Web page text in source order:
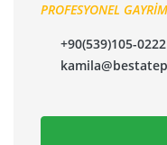
PROFESYONEL
+90(539)105-0222